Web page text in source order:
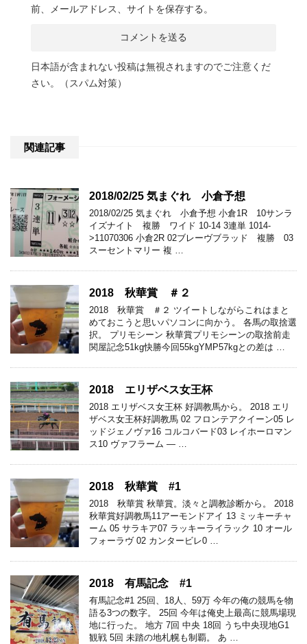
前、メールアドレス、サイトを保存する。
日本語が含まれない投稿は無視されますのでご注意くだ
さい。（スパム対策）
関連記事
2018/02/25 気まぐれ 小倉予想
2018/02/25 気まぐれ 小倉予想 小倉1R 10サンラ
イズナイト 複勝 ワイド 10-14 3連単 1014-
>11070306 小倉2R 02ブレーヴブラッド 複勝 03
スーセントマリー 複 …
2018 秋華賞 ＃２
2018 秋華賞 ＃２ ツイートしながらこれはまと
めておこうと思いパソコンに向かう。 各馬の取捨選
択。 プリモシーン 秋華賞プリモシーンの取捨前走
関屋記念51kg快勝今回55kgYMP57kgとの差は …
2018 エリザベス女王杯
2018 エリザベス女王杯 好調教馬から。 2018 エリ
ザベス女王杯好調教馬 02 フロンテアクイーン05 レ
ッドジェノヴァ16 コルコバード03 レイホーロマン
ス10 ヴァフラーム — …
2018 秋華賞 #1
2018 秋華賞 秋華賞。淡々と調教診断から。 2018
秋華賞好調教馬11アーモンドアイ 13 ミッキーチャ
ーム 05 サラキア07 ラッキーライラック 10 オール
フォーラヴ 02 カンタービレ0 …
2018 有馬記念 #1
有馬記念#1 25回、18人、59万 今年の俺の競馬を物
語る3つの数字。 25回 今年は俺史上最高に競馬場現
地に行った。 地方 7回 中央 18回 うち中央現地G1
観戦 5回 未踏の地札幌も制覇。 あ …